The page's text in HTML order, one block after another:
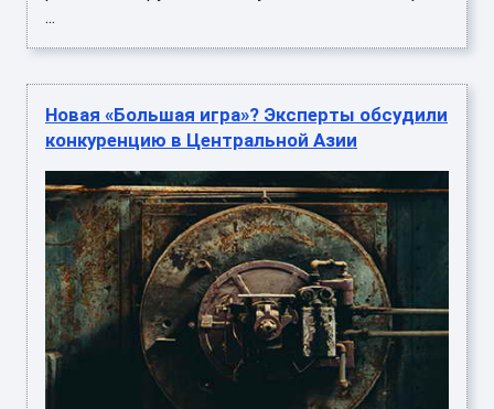
...
Новая «Большая игра»? Эксперты обсудили
конкуренцию в Центральной Азии